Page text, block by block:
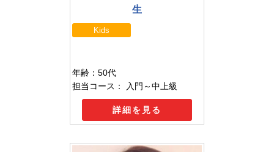
生
Kids
年齢：50代
担当コース： 入門～中上級
詳細を見る